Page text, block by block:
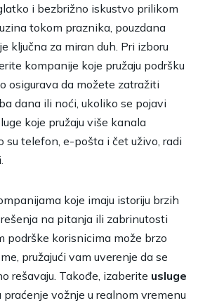
i bezbrižno iskustvo prilikom
tokom praznika, pouzdana
ključna za miran duh. Pri izboru
kompanije koje pružaju podršku
osigurava da možete zatražiti
dana ili noći, ukoliko se pojavi
koje pružaju više kanala
su telefon, e-pošta i čet uživo, radi
koje imaju istoriju brzih
na pitanja ili zabrinutosti
podrške korisnicima može brzo
pružajući vam uverenje da se
rešavaju. Takođe, izaberite usluge
praćenje vožnje u realnom vremenu